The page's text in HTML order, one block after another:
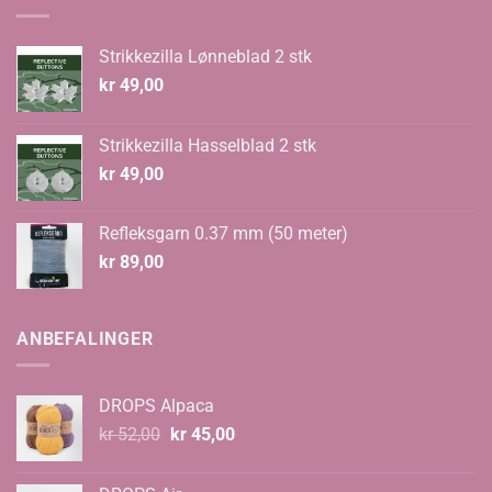
Strikkezilla Lønneblad 2 stk
kr 49,00
Strikkezilla Hasselblad 2 stk
kr 49,00
Refleksgarn 0.37 mm (50 meter)
kr 89,00
ANBEFALINGER
DROPS Alpaca
kr52,00 Opprinnelig
kr45,00Nåværende